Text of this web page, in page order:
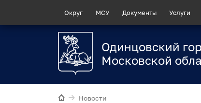
Округ МСУ Документы Услуги
Одинцовский
Московской
Новости